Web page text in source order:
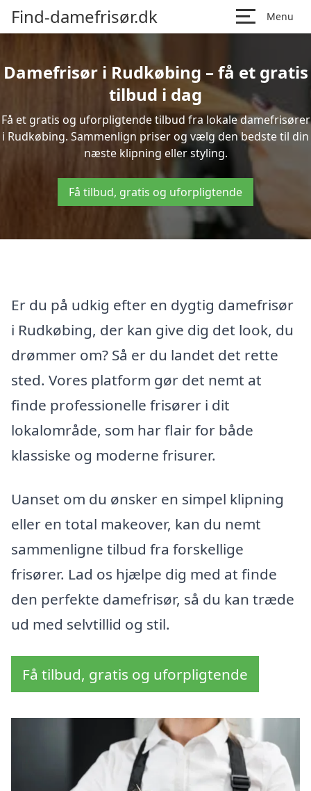
Find-damefrisør.dk Menu
Damefrisør i Rudkøbing – få et gratis
tilbud i dag
Få et gratis og uforpligtende tilbud fra lokale damefrisører
i Rudkøbing. Sammenlign priser og vælg den bedste til din
næste klipning eller styling.
Få tilbud, gratis og uforpligtende
Er du på udkig efter en dygtig damefrisør
i Rudkøbing, der kan give dig det look, du
drømmer om? Så er du landet det rette
sted. Vores platform gør det nemt at
finde professionelle frisører i dit
lokalområde, som har flair for både
klassiske og moderne frisurer.
Uanset om du ønsker en simpel klipning
eller en total makeover, kan du nemt
sammenligne tilbud fra forskellige
frisører. Lad os hjælpe dig med at finde
den perfekte damefrisør, så du kan træde
ud med selvtillid og stil.
Få tilbud, gratis og uforpligtende